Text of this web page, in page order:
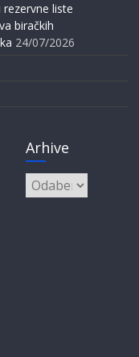
rezervne liste
biračkih
24/07/2026
Arhive
Arhive